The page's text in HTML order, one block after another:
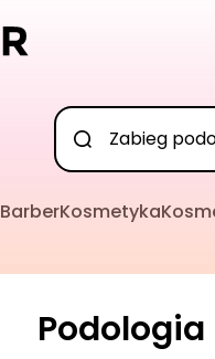
BarberKosmetyka
Podologia